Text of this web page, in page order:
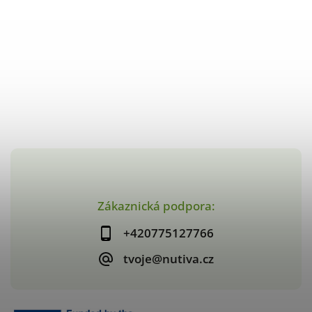
Zákaznická podpora:
+420775127766
tvoje@nutiva.cz